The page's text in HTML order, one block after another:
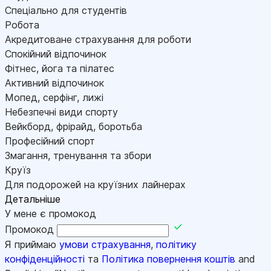
Спеціально для студентів
Робота
Акредитоване страхування для роботи
Спокійний відпочинок
Фітнес, йога та пілатес
Активний відпочинок
Мопед, серфінг, лижі
Небезпечні види спорту
Вейкборд, фрірайд, боротьба
Професійний спорт
Змагання, тренування та збори
Круїз
Для подорожей на круїзних лайнерах
Детальніше
У мене є промокод
Промокод
Я приймаю умови страхування, політику
конфіденційності та Політика повернення коштів and